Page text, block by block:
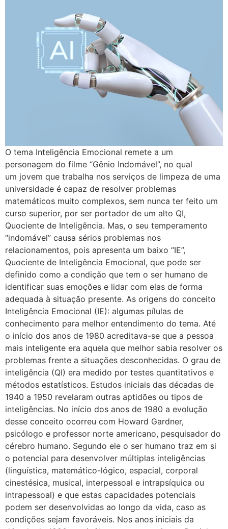
O tema Inteligência Emocional remete a um
personagem do filme “Gênio Indomável”, no qual
um jovem que trabalha nos serviços de limpeza de uma
universidade é capaz de resolver problemas
matemáticos muito complexos, sem nunca ter feito um
curso superior, por ser portador de um alto QI,
Quociente de Inteligência. Mas, o seu temperamento
“indomável” causa sérios problemas nos
relacionamentos, pois apresenta um baixo “IE”,
Quociente de Inteligência Emocional, que pode ser
definido como a condição que tem o ser humano de
identificar suas emoções e lidar com elas de forma
adequada à situação presente. As origens do conceito
Inteligência Emocional (IE): algumas pílulas de
conhecimento para melhor entendimento do tema. Até
o início dos anos de 1980 acreditava-se que a pessoa
mais inteligente era aquela que melhor sabia resolver os
problemas frente a situações desconhecidas. O grau de
inteligência (QI) era medido por testes quantitativos e
métodos estatísticos. Estudos iniciais das décadas de
1940 a 1950 revelaram outras aptidões ou tipos de
inteligências. No início dos anos de 1980 a evolução
desse conceito ocorreu com Howard Gardner,
psicólogo e professor norte americano, pesquisador do
cérebro humano. Segundo ele o ser humano traz em si
o potencial para desenvolver múltiplas inteligências
(linguística, matemático-lógico, espacial, corporal
cinestésica, musical, interpessoal e intrapsíquica ou
intrapessoal) e que estas capacidades potenciais
podem ser desenvolvidas ao longo da vida, caso as
condições sejam favoráveis. Nos anos iniciais da